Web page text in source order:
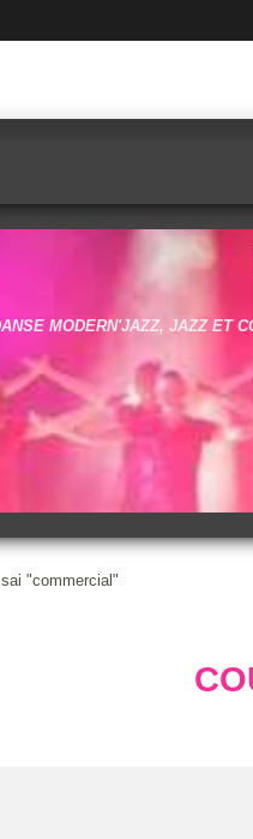
MODERN'JAZZ, JAZZ ET
"commercial"